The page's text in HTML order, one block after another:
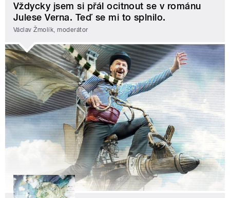
Vždycky jsem si přál ocitnout se v románu
Julese Verna. Teď se mi to splnilo.
Václav Žmolík, moderátor